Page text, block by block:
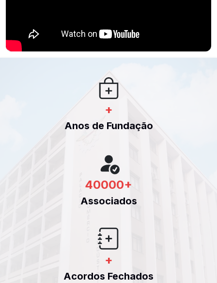
+
Anos de Fundação
40000+
Associados
+
Acordos Fechados